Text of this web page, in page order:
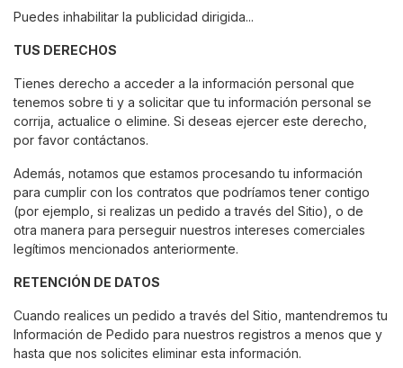
Puedes inhabilitar la publicidad dirigida...
TUS DERECHOS
Tienes derecho a acceder a la información personal que
tenemos sobre ti y a solicitar que tu información personal se
corrija, actualice o elimine. Si deseas ejercer este derecho,
por favor contáctanos.
Además, notamos que estamos procesando tu información
para cumplir con los contratos que podríamos tener contigo
(por ejemplo, si realizas un pedido a través del Sitio), o de
otra manera para perseguir nuestros intereses comerciales
legítimos mencionados anteriormente.
RETENCIÓN DE DATOS
Cuando realices un pedido a través del Sitio, mantendremos tu
Información de Pedido para nuestros registros a menos que y
hasta que nos solicites eliminar esta información.